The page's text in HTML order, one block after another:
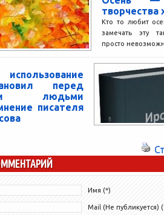
творчества
Кто то любит
замечать эту
просто
перед
людьми
писателя
1 июля Закон о запрете
Имя (*)
Mail (Не публикуется)